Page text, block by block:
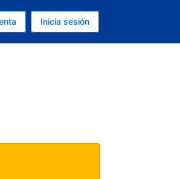
Inicia sesión